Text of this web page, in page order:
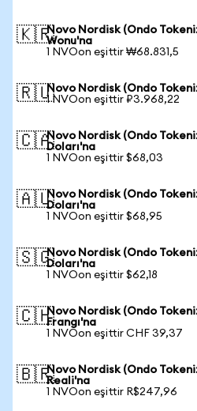
🇰🇷Novo Nordisk (Ondo
Wonu'na
1 NVOon eşittir ₩68.831,5
🇷🇺Novo Nordisk (Ondo
1 NVOon eşittir ₽3.968,22
🇨🇦Novo Nordisk (Ondo
Doları'na
1 NVOon eşittir $68,03
🇦🇺Novo Nordisk (Ondo
Doları'na
1 NVOon eşittir $68,95
🇸🇬Novo Nordisk (Ondo
Doları'na
1 NVOon eşittir $62,18
🇨🇭Novo Nordisk (Ondo
Frangı'na
1 NVOon eşittir CHF 39,37
🇧🇷Novo Nordisk (Ondo
Reali'na
1 NVOon eşittir R$247,96